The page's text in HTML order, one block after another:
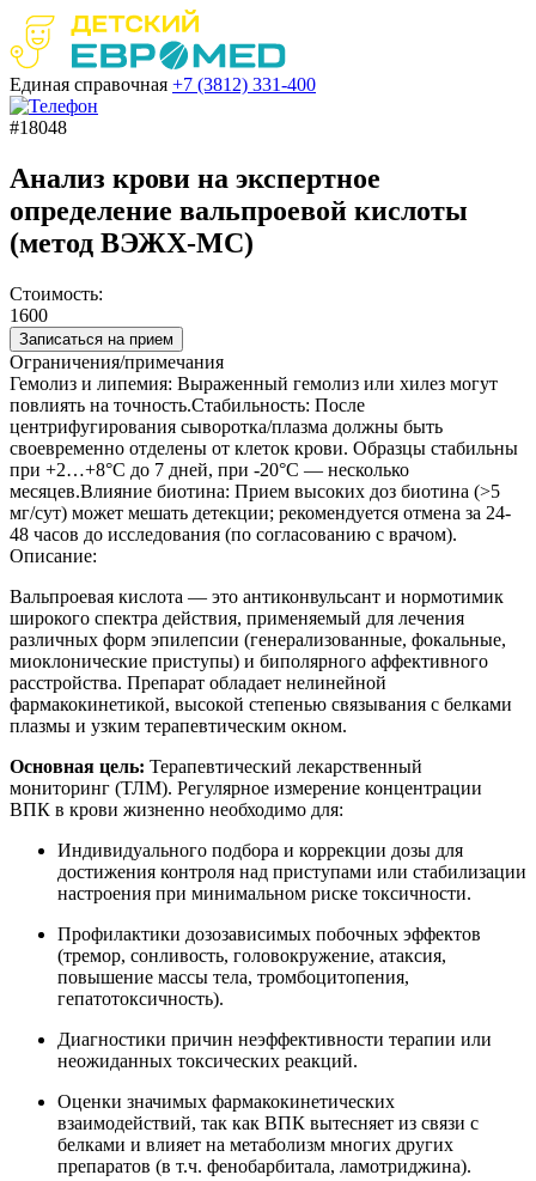
Единая справочная +7 (3812) 331-400
#18048
Анализ крови на экспертное
определение вальпроевой кислоты
(метод ВЭЖХ-МС)
Стоимость:
1600
Записаться на прием
Ограничения/примечания
Гемолиз и липемия: Выраженный гемолиз или хилез могут
повлиять на точность.Стабильность: После
центрифугирования сыворотка/плазма должны быть
своевременно отделены от клеток крови. Образцы стабильны
при +2…+8°C до 7 дней, при -20°C — несколько
месяцев.Влияние биотина: Прием высоких доз биотина (>5
мг/сут) может мешать детекции; рекомендуется отмена за 24-
48 часов до исследования (по согласованию с врачом).
Описание:
Вальпроевая кислота — это антиконвульсант и нормотимик
широкого спектра действия, применяемый для лечения
различных форм эпилепсии (генерализованные, фокальные,
миоклонические приступы) и биполярного аффективного
расстройства. Препарат обладает нелинейной
фармакокинетикой, высокой степенью связывания с белками
плазмы и узким терапевтическим окном.
Основная цель: Терапевтический лекарственный
мониторинг (ТЛМ). Регулярное измерение концентрации
ВПК в крови жизненно необходимо для:
Индивидуального подбора и коррекции дозы для
достижения контроля над приступами или стабилизации
настроения при минимальном риске токсичности.
Профилактики дозозависимых побочных эффектов
(тремор, сонливость, головокружение, атаксия,
повышение массы тела, тромбоцитопения,
гепатотоксичность).
Диагностики причин неэффективности терапии или
неожиданных токсических реакций.
Оценки значимых фармакокинетических
взаимодействий, так как ВПК вытесняет из связи с
белками и влияет на метаболизм многих других
препаратов (в т.ч. фенобарбитала, ламотриджина).